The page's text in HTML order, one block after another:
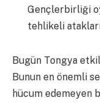
Gençlerbirliği
tehlikeli
Bugün Tongya
Bunun en önemli
hücum edemeyen